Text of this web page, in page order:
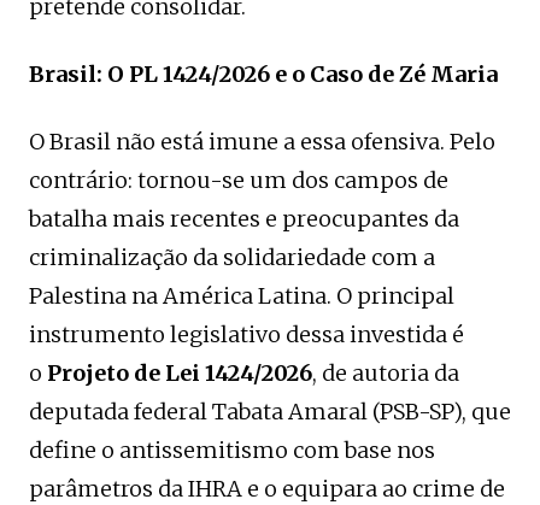
pretende consolidar.
Brasil: O PL 1424/2026 e o Caso de Zé Maria
O Brasil não está imune a essa ofensiva. Pelo
contrário: tornou-se um dos campos de
batalha mais recentes e preocupantes da
criminalização da solidariedade com a
Palestina na América Latina. O principal
instrumento legislativo dessa investida é
o Projeto de Lei 1424/2026, de autoria da
deputada federal Tabata Amaral (PSB-SP), que
define o antissemitismo com base nos
parâmetros da IHRA e o equipara ao crime de